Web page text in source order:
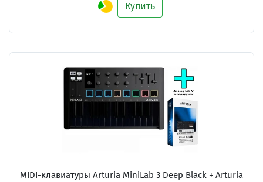
Купить
MIDI-клавиатуры Arturia MiniLab 3 Deep Black + Arturia